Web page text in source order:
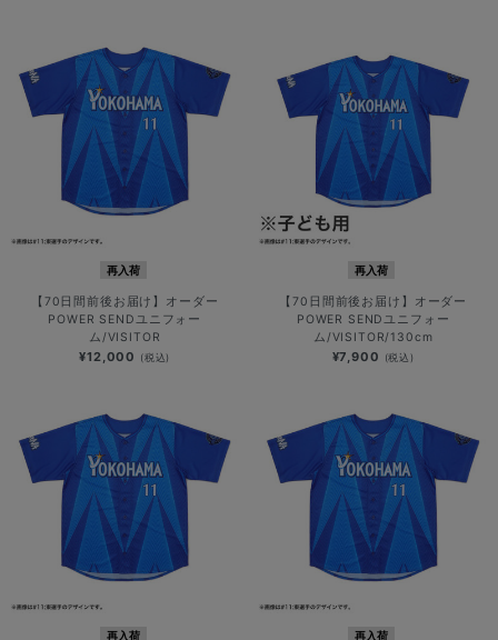
再入荷
【70日間前後お届け】オーダー
POWER SENDユニフォー
ム/VISITOR
¥12,000 (税込)
再入荷
【70日間前後お届け】オーダー
POWER SENDユニフォー
ム/VISITOR/130cm
¥7,900 (税込)
再入荷 再入荷